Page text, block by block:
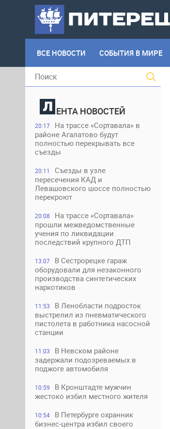
ВСЕ НОВОСТИ СОБЫТИЯ В МИРЕ
ЕНТА НОВОСТЕЙ
20:17
На трассе «Сортавала» в
районе Агалатово будут
полностью перекрывать все
съезды
20:11
Съезды в узле
пересечения КАД и
Левашовского шоссе полностью
перекроют
20:08
На трассе «Сортавала»
прошли межведомственные
учения по ликвидации
последствий крупного ДТП
13:07
В Сестрорецке гараж
оборудовали для незаконного
производства синтетических
наркотиков
11:53
В Ленобласти подросток
выстрелил из пневматического
пистолета в работника насосной
станции
11:03
В Невском районе
задержали подозреваемых в
поджоге автомобиля
10:59
В Кронштадте мужчин
жестоко избил местного жителя
10:54
В Петербурге охранник
бизнес-центра избил своего